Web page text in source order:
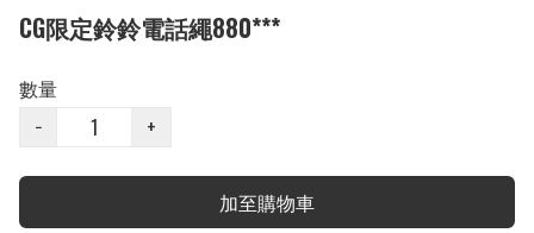
CG限定鈴鈴電話繩880***
數量
−
+
加至購物車